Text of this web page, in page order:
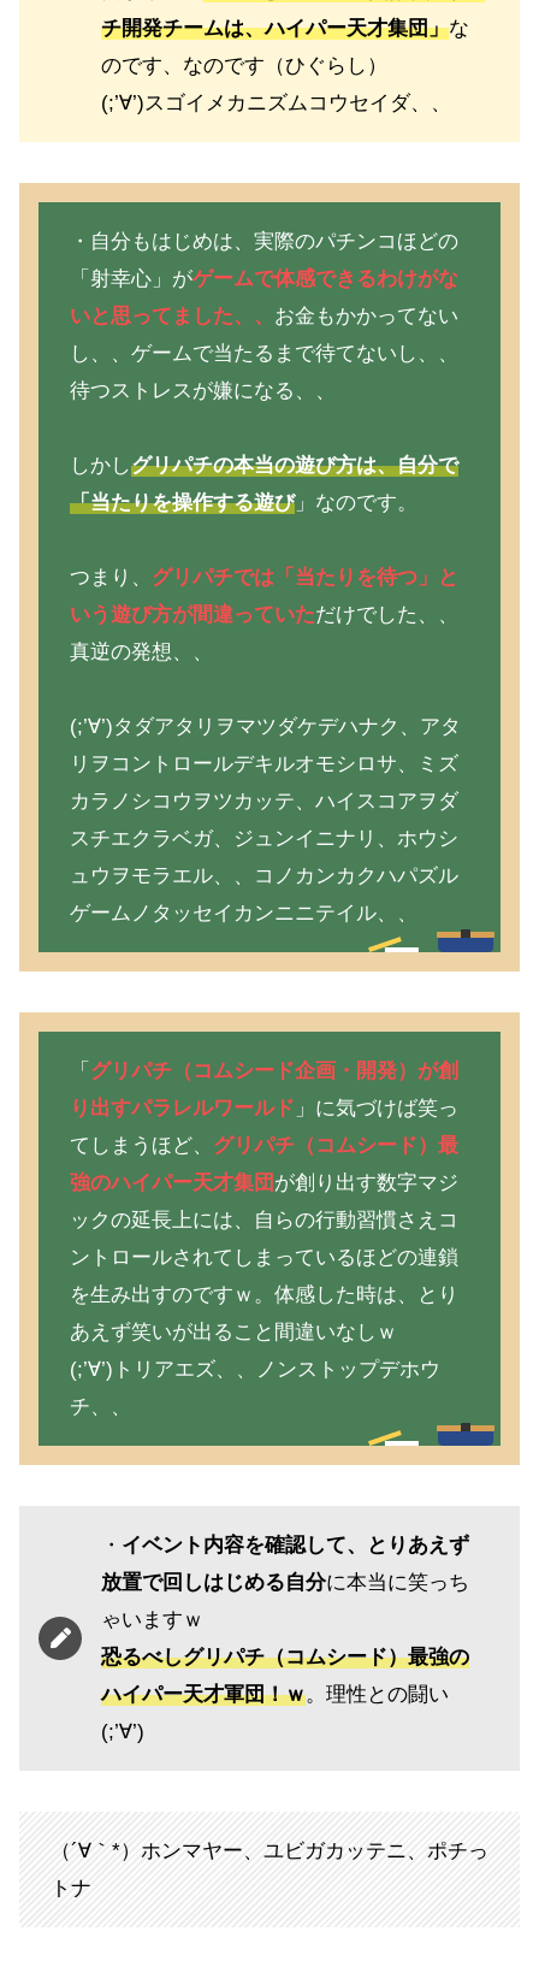
チ開発チームは、ハイパー天才集団」な
のです、なのです（ひぐらし）
(;’∀’)スゴイメカニズムコウセイダ、、
・自分もはじめは、実際のパチンコほどの
「射幸心」がゲームで体感できるわけがな
いと思ってました、、 お金もかかってない
し、、ゲームで当たるまで待てないし、、
待つストレスが嫌になる、、
しかしグリパチの本当の遊び方は、自分で
「当たりを操作する遊び」なのです。
つまり、 グリパチでは「当たりを待つ」と
いう遊び方が間違っていただけでした、、
真逆の発想、、
(;’∀’)タダアタリヲマツダケデハナク、アタ
リヲコントロールデキルオモシロサ、ミズ
カラノシコウヲツカッテ、ハイスコアヲダ
スチエクラベガ、ジュンイニナリ、ホウシ
ュウヲモラエル、、コノカンカクハパズル
ゲームノタッセイカンニニテイル、、
「 グリパチ（コムシード企画・開発）が創
り出すパラレルワールド 」に気づけば笑っ
てしまうほど、 グリパチ（コムシード）最
強のハイパー天才集団 が創り出す数字マジ
ックの延長上には、自らの行動習慣さえコ
ントロールされてしまっているほどの連鎖
を生み出すのですｗ。体感した時は、とり
あえず笑いが出ること間違いなしｗ
(;’∀’)トリアエズ、、ノンストップデホウ
チ、、
・ イベント内容を確認して、とりあえず
放置で回しはじめる自分に本当に笑っち
ゃいますｗ
恐るべしグリパチ（コムシード）最強の
ハイパー天才軍団！ｗ。理性との闘い
(;’∀’)
（´∀｀*）ホンマヤー、ユビガカッテニ、ポチっ
トナ